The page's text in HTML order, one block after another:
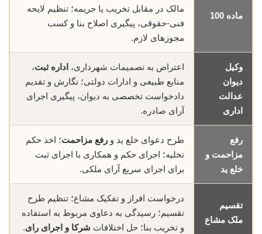
ماده 100
مالک در مقابل تخریب یا جریمه؛ تنظیم لایحه
فنی-حقوقی، پیگیری اصلاح بنا و کسب
مجوزهای لازم.
وکیل
دیوان
عدالت
اداری
اعتراض به تصمیمات شهرداری، اداره ثبت،
منابع طبیعی و ادارات دولتی؛ نگارش و تقدیم
دادخواست تخصصی به دیوان، پیگیری اجرای
آرای صادره.
رفع
مزاحمت و
خلع ید
طرح دعوای خلع ید و رفع مزاحمت؛ اخذ حکم
تخلیه؛ اجرای حکم و همکاری با اجرای ثبت
برای اجرای سریع آرای ملکی.
تقسیم
ملک مشاع
درخواست افراز و تفکیک مشاع؛ تنظیم طرح
تقسیم؛ رسیدگی به دعاوی مربوط به استفاده
و تخریب بنا؛ حل اختلافات شرکا و اجرای رای.